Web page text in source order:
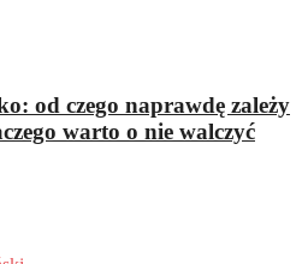
od czego naprawdę zależy
warto o nie walczyć